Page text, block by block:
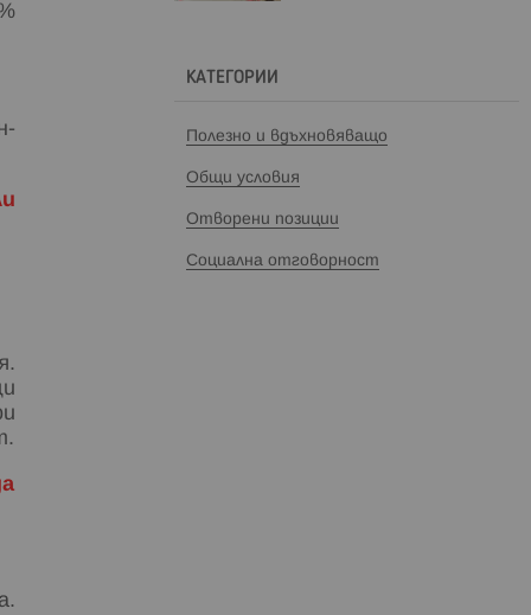
КАТЕГОРИИ
Полезно и вдъхновяващо
Общи условия
Отворени позиции
Социална отговорност